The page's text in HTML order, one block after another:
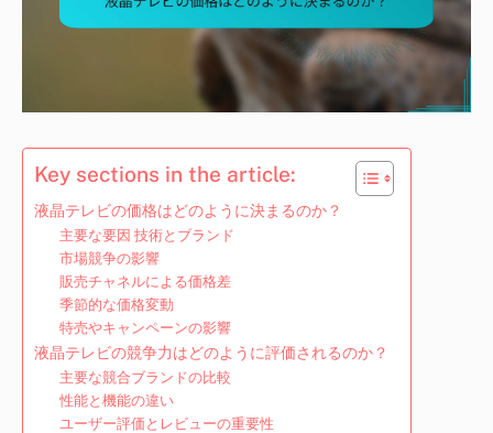
Key sections in the article:
液晶テレビの価格はどのように決まるのか？
主要な要因 技術とブランド
市場競争の影響
販売チャネルによる価格差
季節的な価格変動
特売やキャンペーンの影響
液晶テレビの競争力はどのように評価されるのか？
主要な競合ブランドの比較
性能と機能の違い
ユーザー評価とレビューの重要性